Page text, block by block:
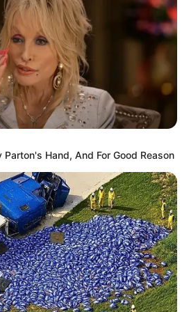
menos um está com uma ou mais
vencidas há mais de 30 dias.
motivos para o atraso, a Energisa
alternativas para auxiliar quem
Parton's Hand, And For Good Reason